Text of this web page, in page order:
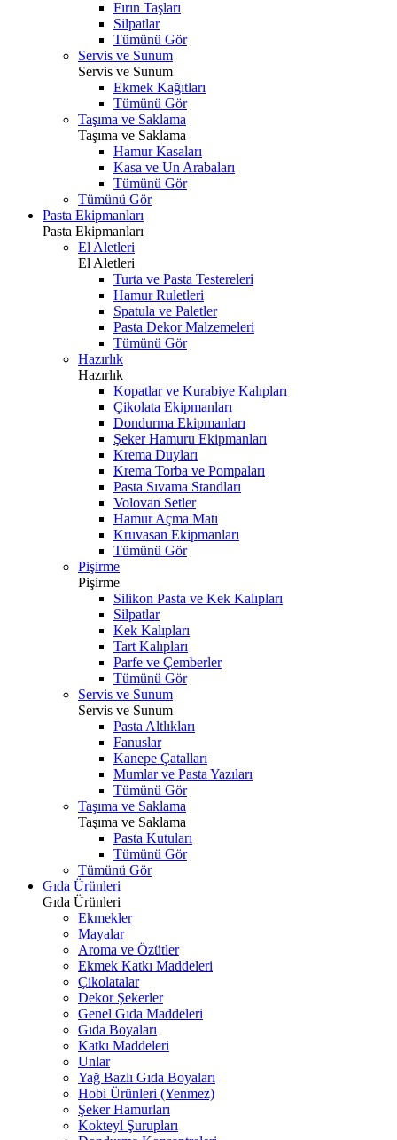
Fırın Taşları
Silpatlar
Tümünü Gör
Servis ve Sunum
Servis ve Sunum
Ekmek Kağıtları
Tümünü Gör
Taşıma ve Saklama
Taşıma ve Saklama
Hamur Kasaları
Kasa ve Un Arabaları
Tümünü Gör
Tümünü Gör
Pasta Ekipmanları
Pasta Ekipmanları
El Aletleri
El Aletleri
Turta ve Pasta Testereleri
Hamur Ruletleri
Spatula ve Paletler
Pasta Dekor Malzemeleri
Tümünü Gör
Hazırlık
Hazırlık
Kopatlar ve Kurabiye Kalıpları
Çikolata Ekipmanları
Dondurma Ekipmanları
Şeker Hamuru Ekipmanları
Krema Duyları
Krema Torba ve Pompaları
Pasta Sıvama Standları
Volovan Setler
Hamur Açma Matı
Kruvasan Ekipmanları
Tümünü Gör
Pişirme
Pişirme
Silikon Pasta ve Kek Kalıpları
Silpatlar
Kek Kalıpları
Tart Kalıpları
Parfe ve Çemberler
Tümünü Gör
Servis ve Sunum
Servis ve Sunum
Pasta Altlıkları
Fanuslar
Kanepe Çatalları
Mumlar ve Pasta Yazıları
Tümünü Gör
Taşıma ve Saklama
Taşıma ve Saklama
Pasta Kutuları
Tümünü Gör
Tümünü Gör
Gıda Ürünleri
Gıda Ürünleri
Ekmekler
Mayalar
Aroma ve Özütler
Ekmek Katkı Maddeleri
Çikolatalar
Dekor Şekerler
Genel Gıda Maddeleri
Gıda Boyaları
Katkı Maddeleri
Unlar
Yağ Bazlı Gıda Boyaları
Hobi Ürünleri (Yenmez)
Şeker Hamurları
Kokteyl Şurupları